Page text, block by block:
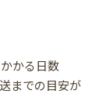
かる日数
までの目安が